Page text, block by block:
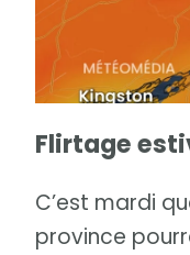
Flirtage
C’est mardi
province